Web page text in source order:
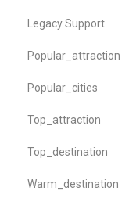
Legacy Support
Popular_attraction
Popular_cities
Top_attraction
Top_destination
Warm_destination